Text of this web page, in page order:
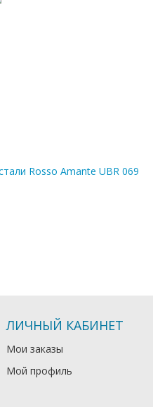
Rosso Amante UBR 069
ЛИЧНЫЙ КАБИНЕТ
Мои заказы
Мой профиль